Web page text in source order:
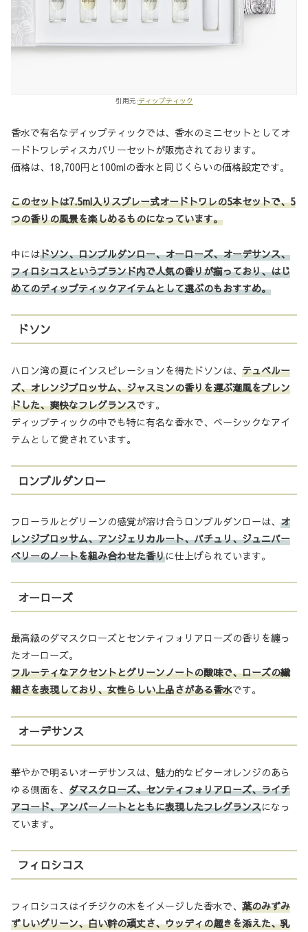
引用元:ディップティック
香水で有名なディップティックでは、香水のミニセットとしてオ
ードトワレディスカバリーセットが販売されております。
価格は、18,700円と100mlの香水と同じくらいの価格設定です。
このセットは7.5ml入りスプレー式オードトワレの5本セットで、5
つの香りの風景を楽しめるものになっています。
中にはドソン、ロンブルダンロー、オーローズ、オーデサンス、
フィロシコスというブランド内で人気の香りが揃っており、はじ
めてのディップティックアイテムとして選ぶのもおすすめ。
ドソン
ハロン湾の夏にインスピレーションを得たドソンは、 テュベルー
ズ、オレンジブロッサム、ジャスミンの香りを運ぶ潮風をブレン
ドした、爽快なフレグランスです。
ディップティックの中でも特に有名な香水で、ベーシックなアイ
テムとして愛されています。
ロンブルダンロー
フローラルとグリーンの感覚が溶け合うロンブルダンローは、 オ
レンジブロッサム、アンジェリカルート、パチュリ、ジュニパー
ベリーのノートを組み合わせた香りに仕上げられています。
オーローズ
最高級のダマスクローズとセンティフォリアローズの香りを纏っ
たオーローズ。
フルーティなアクセントとグリーンノートの酸味で、ローズの繊
細さを表現しており、女性らしい上品さがある香水です。
オーデサンス
華やかで明るいオーデサンスは、魅力的なビターオレンジのあら
ゆる側面を、 ダマスクローズ、センティフォリアローズ、ライチ
アコード、アンバーノートとともに表現したフレグランスになっ
ています。
フィロシコス
フィロシコスはイチジクの木をイメージした香水で、 葉のみずみ
ずしいグリーン、白い幹の頑丈さ、ウッディの趣きを添えた、乳